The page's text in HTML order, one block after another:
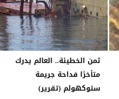
ثمن الخطيئة.. العالم يدرك
متأخرًا فداحة جريمة
ستوكهولم (تقرير)